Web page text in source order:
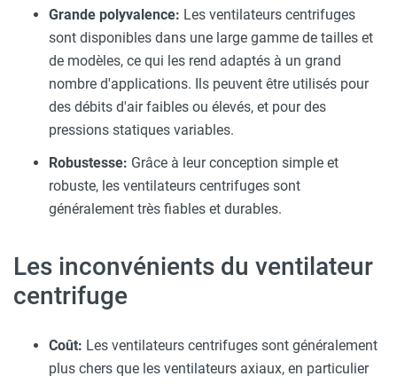
Grande polyvalence: Les ventilateurs centrifuges
sont disponibles dans une large gamme de tailles et
de modèles, ce qui les rend adaptés à un grand
nombre d'applications. Ils peuvent être utilisés pour
des débits d'air faibles ou élevés, et pour des
pressions statiques variables.
Robustesse: Grâce à leur conception simple et
robuste, les ventilateurs centrifuges sont
généralement très fiables et durables.
Les inconvénients du ventilateur
centrifuge
Coût: Les ventilateurs centrifuges sont généralement
plus chers que les ventilateurs axiaux, en particulier